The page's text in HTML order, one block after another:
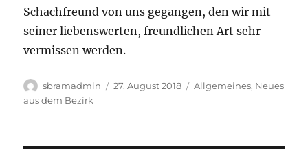
Schachfreund von uns gegangen, den wir mit
seiner liebenswerten, freundlichen Art sehr
vermissen werden.
Autor
sbramadmin
Veröffentlicht
27. August 2018 Kategorien
Allgemeines, Neues
aus dem Bezirk